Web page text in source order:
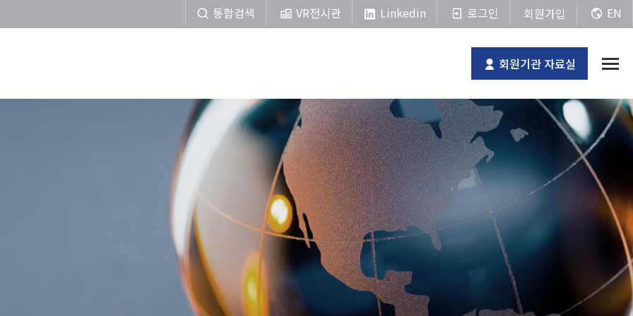
통합검색 VR전시관 Linkedin 로그인 회원가입 EN
회원기관 자료실 전체